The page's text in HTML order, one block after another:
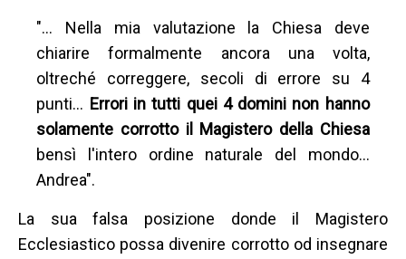
"… Nella mia valutazione la Chiesa deve
chiarire formalmente ancora una volta,
oltreché correggere, secoli di errore su 4
punti… Errori in tutti quei 4 domini non hanno
solamente corrotto il Magistero della Chiesa
bensì l'intero ordine naturale del mondo…
Andrea".
La sua falsa posizione donde il Magistero
Ecclesiastico possa divenire corrotto od insegnare